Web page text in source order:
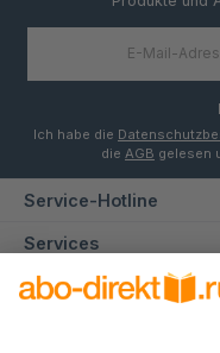
Ich habe die
die AGB gelesen
Service-Hotline
Services
Informationen